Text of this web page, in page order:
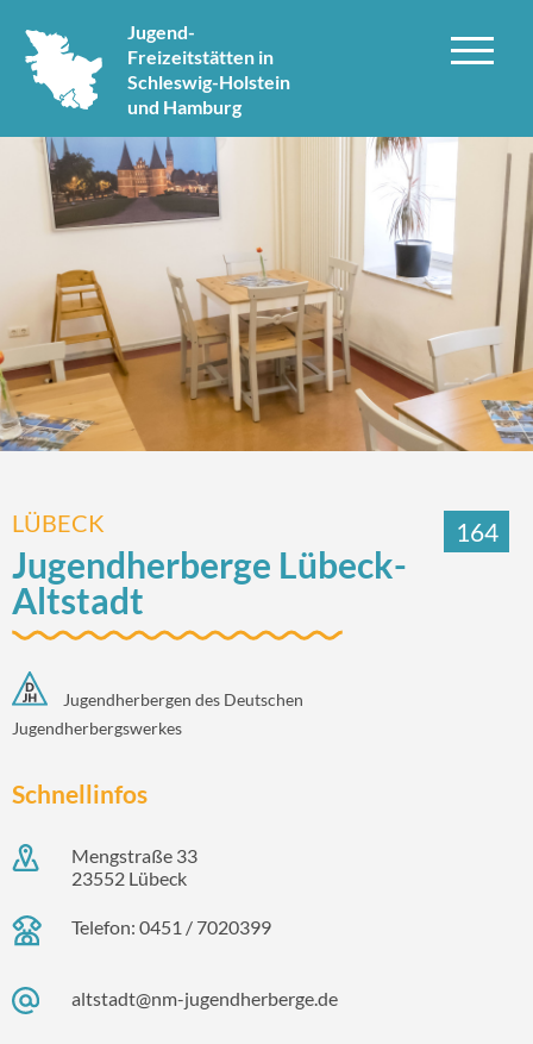
Jugend-
Freizeitstätten in
Schleswig-Holstein
und Hamburg
164
LÜBECK
Jugendherberge Lübeck-
Altstadt
Jugendherbergen des Deutschen
Jugendherbergswerkes
Schnellinfos
Mengstraße 33
23552 Lübeck
Telefon: 0451 / 7020399
altstadt@nm-jugendherberge.de